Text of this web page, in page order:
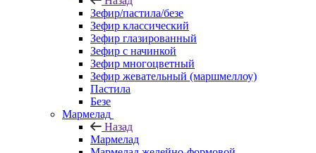
Зефир/пастила/безе
Зефир классический
Зефир глазированный
Зефир с начинкой
Зефир многоцветный
Зефир жевательный (маршмеллоу)
Пастила
Безе
Мармелад
Назад
Мармелад